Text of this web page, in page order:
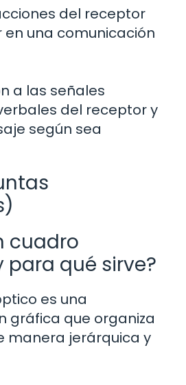
del receptor
una comunicación
a las señales
del receptor y
según sea
cuadro
para qué sirve?
es una
gráfica que organiza
manera jerárquica y